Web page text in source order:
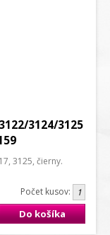
Počet kusov:
Do košíka
3124/3125
3125, čierny.
A4